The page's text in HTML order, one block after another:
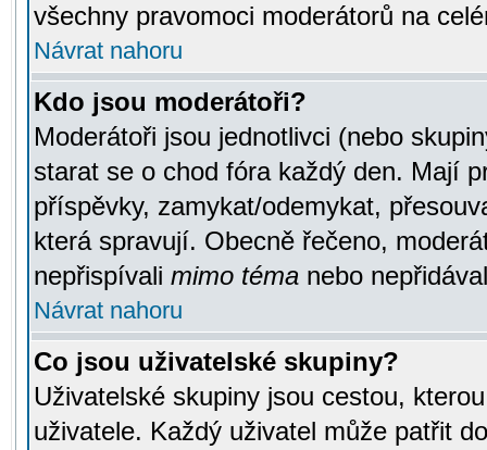
všechny pravomoci moderátorů na
Návrat nahoru
Kdo jsou moderátoři?
Moderátoři jsou jednotlivci (nebo
starat se o chod fóra každý den. Mají
příspěvky, zamykat/odemykat,
která spravují. Obecně řečeno,
nepřispívali mimo téma nebo
Návrat nahoru
Co jsou uživatelské skupiny?
Uživatelské skupiny jsou cestou,
uživatele. Každý uživatel může patřit